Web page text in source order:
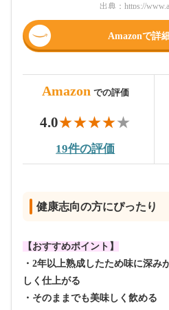
出典： https://
Amazonで詳
Amazon での評価
4.0
19件の評価
健康志向の方にぴったり
【おすすめポイント】
・2年以上熟成したため味に深み
しく仕上がる
・そのままでも美味しく飲める